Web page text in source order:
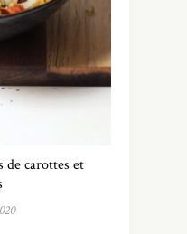
de carottes et